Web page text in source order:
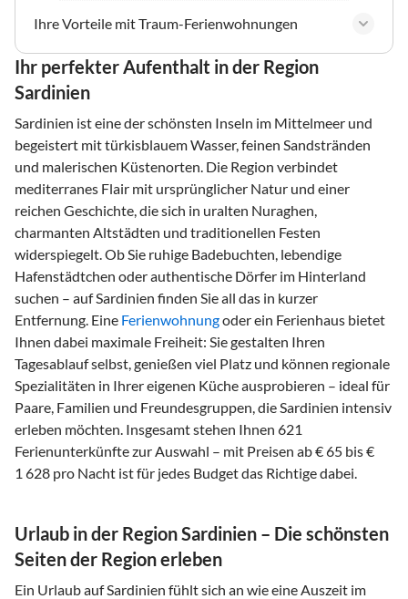
Ihre Vorteile mit Traum-Ferienwohnungen
Ihr perfekter Aufenthalt in der Region
Sardinien
Sardinien ist eine der schönsten Inseln im Mittelmeer und
begeistert mit türkisblauem Wasser, feinen Sandstränden
und malerischen Küstenorten. Die Region verbindet
mediterranes Flair mit ursprünglicher Natur und einer
reichen Geschichte, die sich in uralten Nuraghen,
charmanten Altstädten und traditionellen Festen
widerspiegelt. Ob Sie ruhige Badebuchten, lebendige
Hafenstädtchen oder authentische Dörfer im Hinterland
suchen – auf Sardinien finden Sie all das in kurzer
Entfernung. Eine Ferienwohnungoder ein Ferienhaus bietet
Ihnen dabei maximale Freiheit: Sie gestalten Ihren
Tagesablauf selbst, genießen viel Platz und können regionale
Spezialitäten in Ihrer eigenen Küche ausprobieren – ideal für
Paare, Familien und Freundesgruppen, die Sardinien intensiv
erleben möchten. Insgesamt stehen Ihnen 621
Ferienunterkünfte zur Auswahl – mit Preisen ab € 65 bis €
1 628 pro Nacht ist für jedes Budget das Richtige dabei.
Urlaub in der Region Sardinien – Die schönsten
Seiten der Region erleben
Ein Urlaub auf Sardinien fühlt sich an wie eine Auszeit im